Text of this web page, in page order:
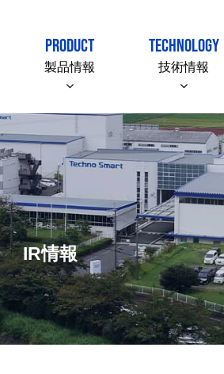
PRODUCT
製品情報
TECHNOLOGY
技術情報
IR情報